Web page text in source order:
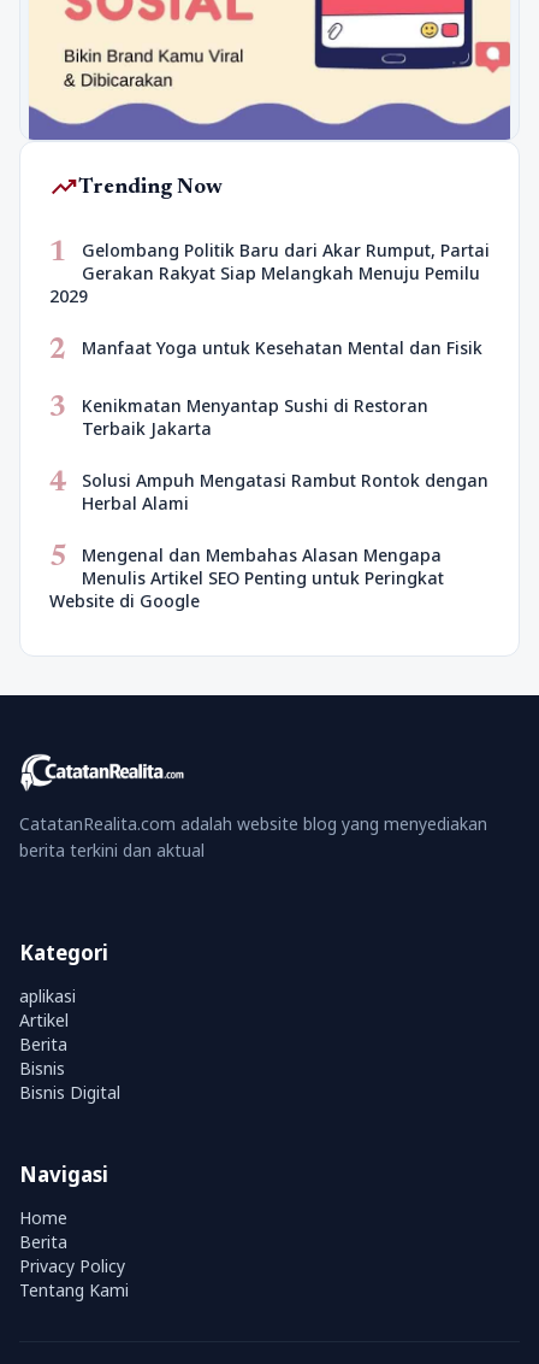
trending_upTrending Now
1
Gelombang Politik Baru dari Akar Rumput, Partai
Gerakan Rakyat Siap Melangkah Menuju Pemilu
2029
2 Manfaat Yoga untuk Kesehatan Mental dan Fisik
3
Kenikmatan Menyantap Sushi di Restoran
Terbaik Jakarta
4
Solusi Ampuh Mengatasi Rambut Rontok dengan
Herbal Alami
5
Mengenal dan Membahas Alasan Mengapa
Menulis Artikel SEO Penting untuk Peringkat
Website di Google
CatatanRealita.com adalah website blog yang menyediakan
berita terkini dan aktual
Kategori
aplikasi
Artikel
Berita
Bisnis
Bisnis Digital
Navigasi
Home
Berita
Privacy Policy
Tentang Kami